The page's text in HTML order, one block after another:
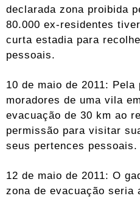
declarada zona proibida
80.000 ex-residentes
curta estadia para
pessoais.
10 de maio de 2011:
moradores de uma vila
evacuação de 30 km ao
permissão para visitar
seus pertences pessoais.
12 de maio de 2011: O
zona de evacuação seria